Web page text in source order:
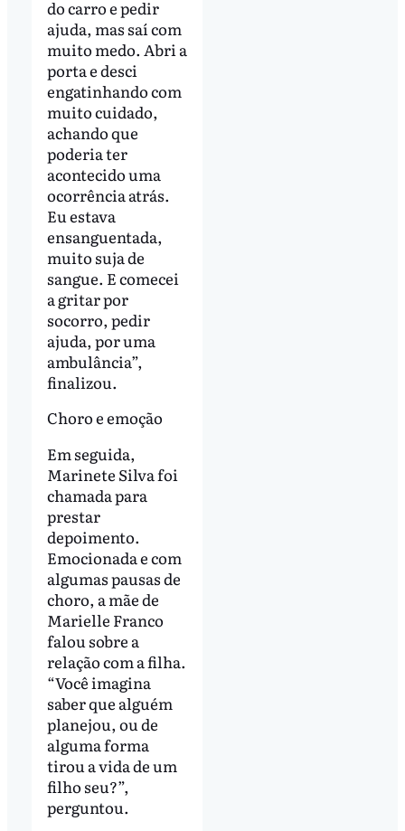
do carro e pedir
ajuda, mas saí com
muito medo. Abri a
porta e desci
engatinhando com
muito cuidado,
achando que
poderia ter
acontecido uma
ocorrência atrás.
Eu estava
ensanguentada,
muito suja de
sangue. E comecei
a gritar por
socorro, pedir
ajuda, por uma
ambulância”,
finalizou.
Choro e emoção
Em seguida,
Marinete Silva foi
chamada para
prestar
depoimento.
Emocionada e com
algumas pausas de
choro, a mãe de
Marielle Franco
falou sobre a
relação com a filha.
“Você imagina
saber que alguém
planejou, ou de
alguma forma
tirou a vida de um
filho seu?”,
perguntou.